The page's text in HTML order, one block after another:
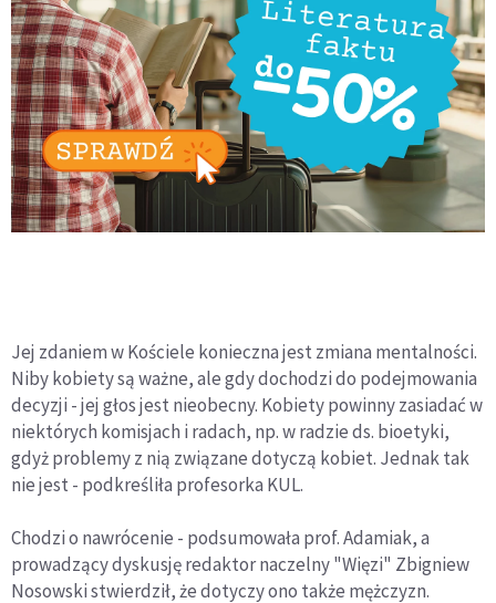
Jej zdaniem w Kościele konieczna jest zmiana mentalności.
Niby kobiety są ważne, ale gdy dochodzi do podejmowania
decyzji - jej głos jest nieobecny. Kobiety powinny zasiadać w
niektórych komisjach i radach, np. w radzie ds. bioetyki,
gdyż problemy z nią związane dotyczą kobiet. Jednak tak
nie jest - podkreśliła profesorka KUL.
Chodzi o nawrócenie - podsumowała prof. Adamiak, a
prowadzący dyskusję redaktor naczelny "Więzi" Zbigniew
Nosowski stwierdził, że dotyczy ono także mężczyzn.